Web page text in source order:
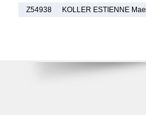
Z54938
KOLLER ESTIENNE Mael